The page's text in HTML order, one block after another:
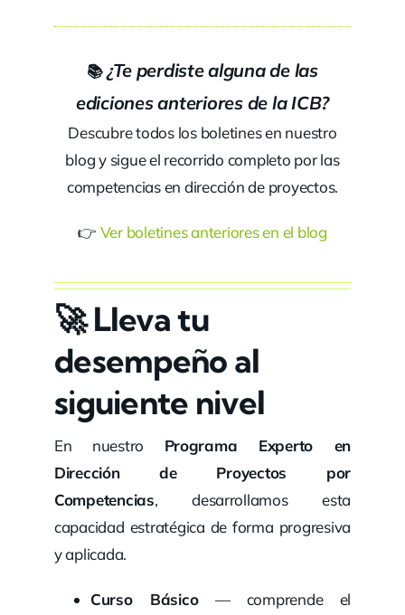
📚¿Te perdiste alguna de las
ediciones anteriores de la ICB?
Descubre todos los boletines en nuestro
blog y sigue el recorrido completo por las
competencias en dirección de proyectos.
👉 Ver boletines anteriores en el blog
🚀Lleva tu
desempeño al
siguiente nivel
En nuestro Programa Experto en
Dirección de Proyectos por
Competencias, desarrollamos esta
capacidad estratégica de forma progresiva
y aplicada.
Curso Básico— comprende el